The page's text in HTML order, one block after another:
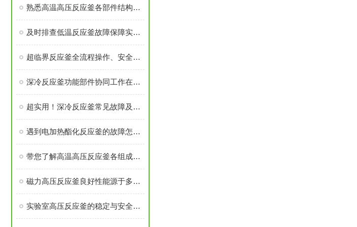
熟悉高温高压反应釜各部件结构与作用保障实验过程安全稳定
及时排查低温反应釜故障保障实验与生产工序稳定开展
超临界反应釜全流程操作、安全管控与日常维护要求
深冷反应釜功能部件协同工作在低温度下维持反应体系的稳定性
超实用！深冷反应釜常见故障及解决办法大汇总
遇到电加热酯化反应釜的故障怎么办
带您了解高温高压反应釜各组成部件的功能特点
磁力高压反应釜良好性能源于多个高可靠性功能模块的精密集成
实验室高压反应釜的稳定与安全源于多个核心部件的科学设计